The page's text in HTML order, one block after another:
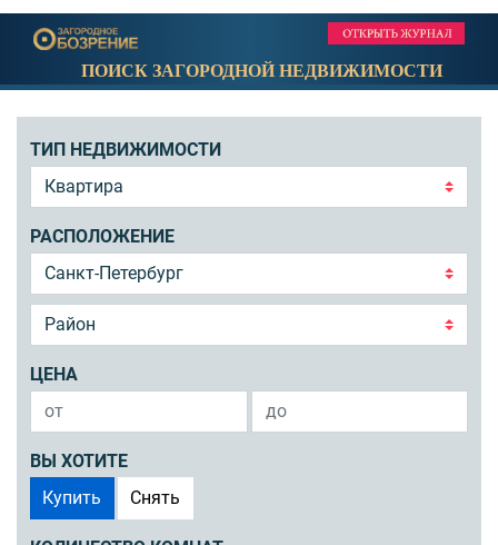
ПОИСК ЗАГОРОДНОЙ НЕДВИЖИМОСТИ
ТИП НЕДВИЖИМОСТИ
РАСПОЛОЖЕНИЕ
ЦЕНА
ВЫ ХОТИТЕ
Купить
Снять